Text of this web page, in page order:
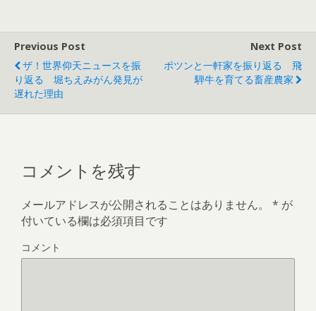
で
開
き
ま
す
)
Previous Post
ザ！世界仰天ニュースを振
り返る 堀ちえみがん発見が
遅れた理由
Next Post
ポツンと一軒家を振り返る 飛
騨牛を育てる畜産農家
コメントを残す
メールアドレスが公開されることはありません。 * が
付いている欄は必須項目です
コメント